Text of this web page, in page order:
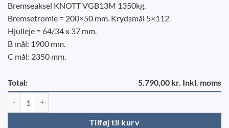
Bremseaksel KNOTT VGB13M 1350kg.
Bremsetromle = 200×50 mm. Krydsmål 5×112
Hjulleje = 64/34 x 37 mm.
B mål: 1900 mm.
C mål: 2350 mm.
Total: 5.790,00 kr. Inkl. moms
Tilføj til kurv